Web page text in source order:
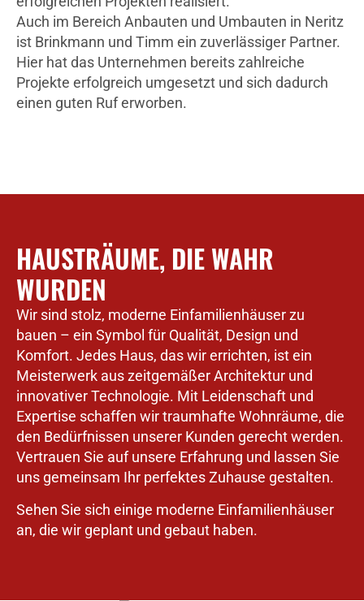
Auch im Bereich Anbauten und Umbauten in Neritz
ist Brinkmann und Timm ein zuverlässiger Partner.
Hier hat das Unternehmen bereits zahlreiche
Projekte erfolgreich umgesetzt und sich dadurch
einen guten Ruf erworben.
HAUSTRÄUME, DIE WAHR
WURDEN
Wir sind stolz, moderne Einfamilienhäuser zu
bauen – ein Symbol für Qualität, Design und
Komfort. Jedes Haus, das wir errichten, ist ein
Meisterwerk aus zeitgemäßer Architektur und
innovativer Technologie. Mit Leidenschaft und
Expertise schaffen wir traumhafte Wohnräume, die
den Bedürfnissen unserer Kunden gerecht werden.
Vertrauen Sie auf unsere Erfahrung und lassen Sie
uns gemeinsam Ihr perfektes Zuhause gestalten.
Sehen Sie sich einige moderne Einfamilienhäuser
an, die wir geplant und gebaut haben.